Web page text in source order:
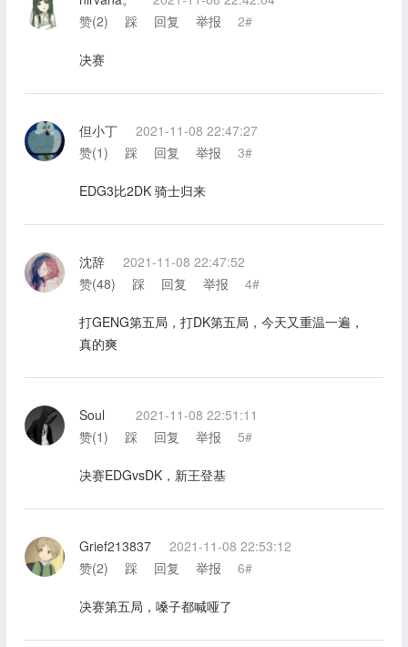
赞(2) 踩 回复 举报 2#
决赛
但小丁
2021-11-08 22:47:27
赞(1) 踩 回复 举报 3#
EDG3比2DK 骑士归来
沈辞
2021-11-08 22:47:52
赞(48) 踩 回复 举报 4#
打GENG第五局，打DK第五局，今天又重温一遍，
真的爽
Soulゝ
2021-11-08 22:51:11
赞(1) 踩 回复 举报 5#
决赛EDGvsDK，新王登基
Grief213837
2021-11-08 22:53:12
赞(2) 踩 回复 举报 6#
决赛第五局，嗓子都喊哑了